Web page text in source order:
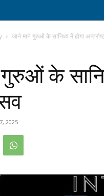
जाने माने गुरुओं के सानिध्य में होगा
के
2025